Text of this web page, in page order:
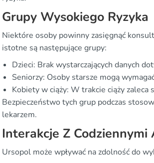
Grupy Wysokiego Ryzyka
Niektóre osoby powinny zasięgnąć
istotne są następujące grupy:
Dzieci: Brak wystarczających danych
Seniorzy: Osoby starsze mogą
Kobiety w ciąży: W trakcie ciąży
Bezpieczeństwo tych grup podczas
lekarzem.
Interakcje Z
Ursopol może wpływać na zdolność do